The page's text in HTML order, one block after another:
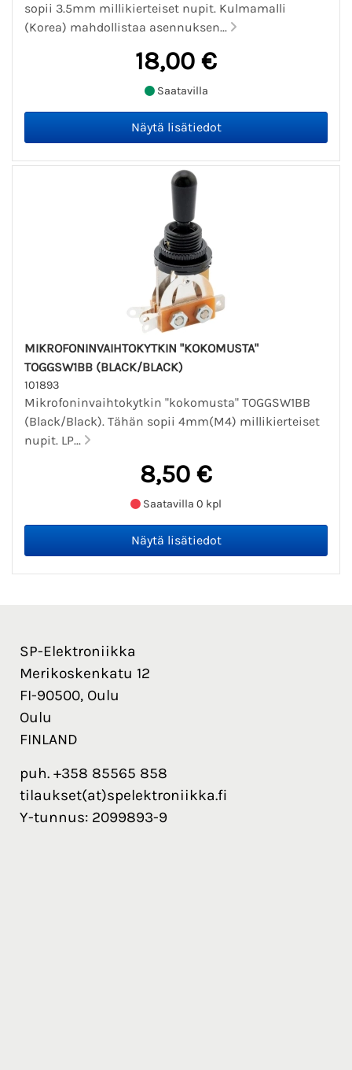
sopii 3.5mm millikierteiset nupit. Kulmamalli
(Korea) mahdollistaa asennuksen...
18,00 €
Saatavilla
MIKROFONINVAIHTOKYTKIN "KOKOMUSTA"
TOGGSW1BB (BLACK/BLACK)
101893
Mikrofoninvaihtokytkin "kokomusta" TOGGSW1BB
(Black/Black). Tähän sopii 4mm(M4) millikierteiset
nupit. LP...
8,50 €
Saatavilla 0 kpl
SP-Elektroniikka
Merikoskenkatu 12
FI-90500, Oulu
Oulu
FINLAND
puh. +358 85565 858
tilaukset(at)spelektroniikka.fi
Y-tunnus: 2099893-9